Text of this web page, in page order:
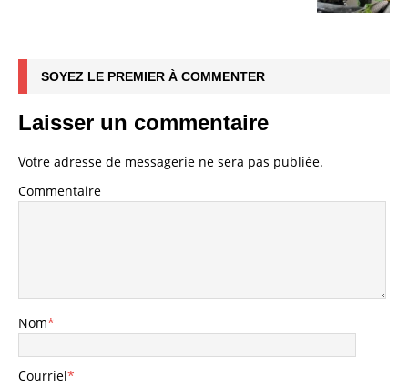
SOYEZ LE PREMIER À COMMENTER
Laisser un commentaire
Votre adresse de messagerie ne sera pas publiée.
Commentaire
Nom*
Courriel*